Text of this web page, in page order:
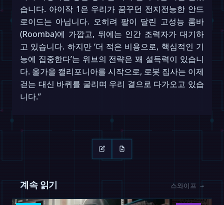
습니다. 아이작 1은 우리가 꿈꾸던 전지전능한 안드
로이드는 아닙니다. 오히려 팔이 달린 고성능 룸바
(Roomba)에 가깝고, 뒤에는 인간 조력자가 대기하
고 있습니다. 하지만 ‘더 적은 비용으로, 핵심적인 기
능에 집중한다’는 위브의 전략은 꽤 설득력이 있습니
다. 올가을 캘리포니아를 시작으로, 로봇 집사는 이제
걷는 대신 바퀴를 굴리며 우리 곁으로 다가오고 있습
니다.”
계속 읽기 스와이프 →